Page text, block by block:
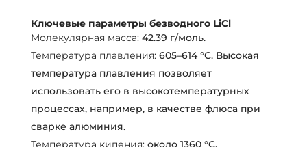
Ключевые параметры безводного LiCl
Молекулярная масса: 42.39 г/моль.
Температура плавления: 605–614 °C. Высокая
температура плавления позволяет
использовать его в высокотемпературных
процессах, например, в качестве флюса при
сварке алюминия.